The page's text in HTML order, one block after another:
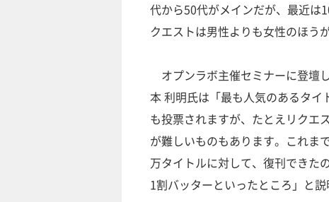
代から50代がメインだが、最近は
クエストは男性よりも女性のほう
オプンラボ主催セミナーに登壇
本 利明氏は「最も人気のあるタイ
も投票されますが、たとえリクエ
が難しいものもあります。これま
万タイトルに対して、復刊できた
1割バッターといったところ」と説